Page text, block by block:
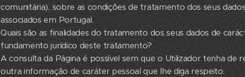
comunitária), sobre as condições de tratamento dos seus
associados em Portugal.
Quais são as finalidades do tratamento dos seus dados de
fundamento jurídico deste tratamento?
A consulta da Página é possível sem que o Utilizador tenha de
outra informação de caráter pessoal que lhe diga respeito.